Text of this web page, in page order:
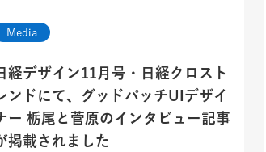
Media
経デザイン11月号・日経クロスト
ンドにて、グッドパッチUIデザイ
ー 栃尾と菅原のインタビュー記事
掲載されました